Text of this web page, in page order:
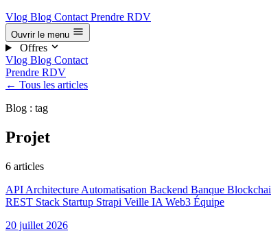
Vlog Blog Contact Prendre RDV
Ouvrir le menu
Offres
Vlog Blog Contact
Prendre RDV
← Tous les articles
Blog : tag
Projet
6 articles
API Architecture Automatisation Backend Banque
REST Stack Startup Strapi Veille IA Web3 Équipe
20 juillet 2026